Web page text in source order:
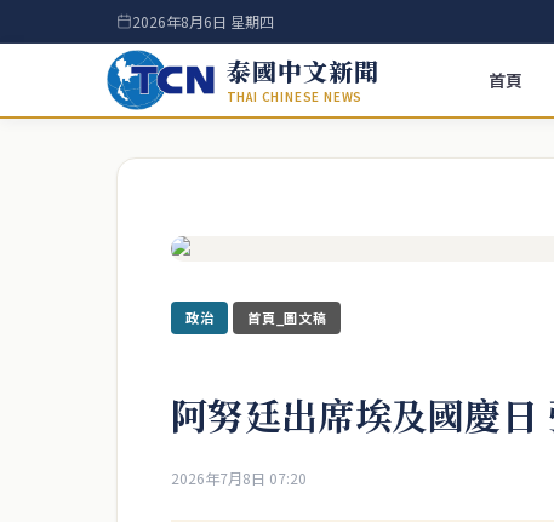
2026年8月6日 星期四
泰國中文新聞
THAI CHINESE NEWS
首頁
政治 首頁_圖文稿
阿努廷出席埃及國慶
2026年7月8日 07:20